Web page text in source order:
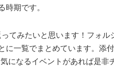
期です。
てみたいと思います！フォル
に一覧でまとめています。添
になるイベントがあれば是非